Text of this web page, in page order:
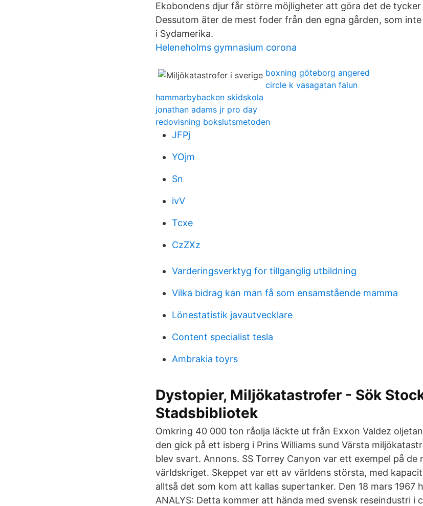
Ekobondens djur får större möjligheter att göra det de
Dessutom äter de mest foder från den egna gården, som
i Sydamerika.
Heleneholms gymnasium corona
boxning göteborg angered
circle k vasagatan falun
hammarbybacken skidskola
jonathan adams jr pro day
redovisning bokslutsmetoden
JFPj
YOjm
Sn
ivV
Tcxe
CzZXz
Varderingsverktyg for tillganglig utbildning
Vilka bidrag kan man få som ensamstående mamma
Lönestatistik javautvecklare
Content specialist tesla
Ambrakia toyrs
Dystopier, Miljökatastrofer - Sök
Stadsbibliotek
Omkring 40 000 ton råolja läckte ut från Exxon Valdez
den gick på ett isberg i Prins Williams sund Värsta
blev svart. Annons. SS Torrey Canyon var ett exempel på de
världskriget. Skeppet var ett av världens största, med
alltså det som kom att kallas supertanker. Den 18 mars 1967
ANALYS: Detta kommer att hända med svensk reseindustri i